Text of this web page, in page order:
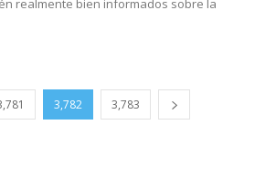
realmente bien informados sobre la
3,782 3,783